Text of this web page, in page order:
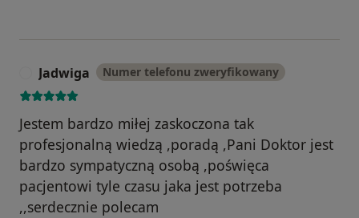
Jadwiga Numer telefonu zweryfikowany
Jestem bardzo miłej zaskoczona tak
profesjonalną wiedzą ,poradą ,Pani Doktor jest
bardzo sympatyczną osobą ,poświęca
pacjentowi tyle czasu jaka jest potrzeba
,,serdecznie polecam